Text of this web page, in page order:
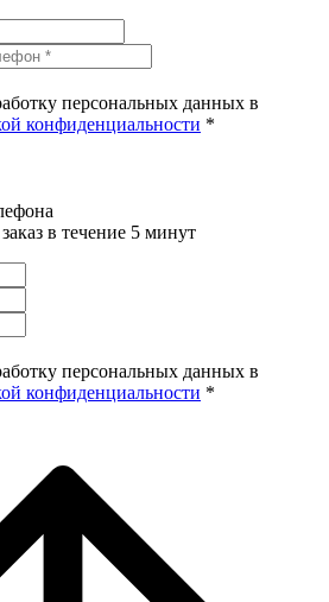
персональных данных в
конфиденциальности *
в течение 5 минут
персональных данных в
конфиденциальности *